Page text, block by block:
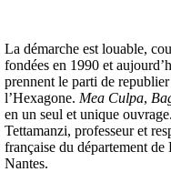
La démarche est louable,
fondées en 1990 et
prennent le parti de
l’Hexagone. Mea Culpa,
en un seul et unique
Tettamanzi, professeur et
française du département
Nantes.